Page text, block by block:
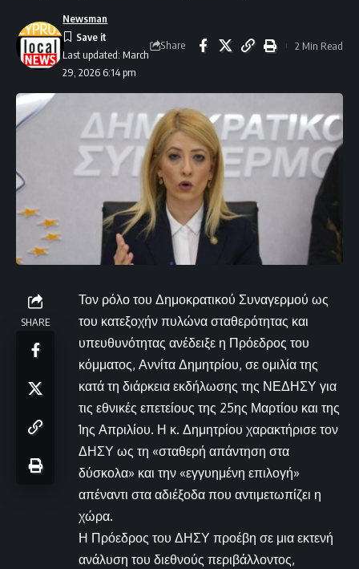
Last updated: March
29, 2026 6:14 pm
Newsman
Share 2 Min Read
SHARE
Τον ρόλο του Δημοκρατικού Συναγερμού ως
του κατεξοχήν πυλώνα σταθερότητας και
υπευθυνότητας ανέδειξε η Πρόεδρος του
κόμματος, Αννίτα Δημητρίου, σε ομιλία της
κατά τη διάρκεια εκδήλωσης της ΝΕΔΗΣΥ για
τις εθνικές επετείους της 25ης Μαρτίου και της
1ης Απριλίου. Η κ. Δημητρίου χαρακτήρισε τον
ΔΗΣΥ ως τη «σταθερή απάντηση στα
δύσκολα» και την «εγγυημένη επιλογή»
απέναντι στα αδιέξοδα που αντιμετωπίζει η
χώρα.
Η Πρόεδρος του ΔΗΣΥ προέβη σε μια εκτενή
ανάλυση του διεθνούς περιβάλλοντος,